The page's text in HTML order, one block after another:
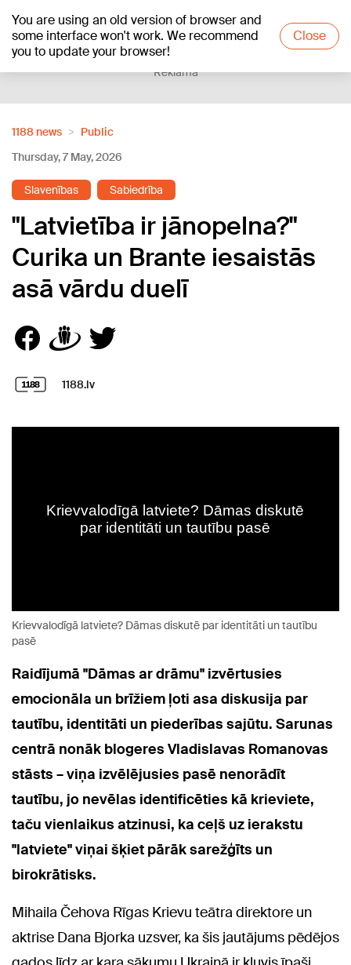
You are using an old version of browser and
some interface won't work. We recommend
you to update your browser!
Close
+21°C
Reklāma
1188 news
Public
Thursday, 7 May, 2026
Slavenības Sabiedrība
"Latvietība ir jānopelna?"
Curika un Brante iesaistās
asā vārdu duelī
1188.lv
Krievvalodīgā latviete? Dāmas diskutē par identitāti un tautību
pasē
Raidījumā "Dāmas ar drāmu" izvērtusies
emocionāla un brīžiem ļoti asa diskusija par
tautību, identitāti un piederības sajūtu. Sarunas
centrā nonāk blogeres Vladislavas Romanovas
stāsts – viņa izvēlējusies pasē nenorādīt
tautību, jo nevēlas identificēties kā krieviete,
taču vienlaikus atzinusi, ka ceļš uz ierakstu
"latviete" viņai šķiet pārāk sarežģīts un
birokrātisks.
Mihaila Čehova Rīgas Krievu teātra direktore un
aktrise Dana Bjorka uzsver, ka šis jautājums pēdējos